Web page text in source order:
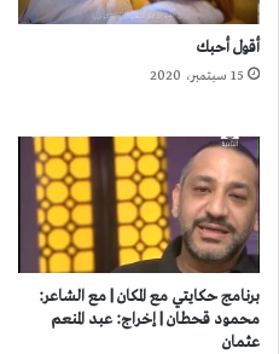
أقول أحبك
15 سبتمبر، 2020
برنامج حكايتي مع المكان | مع الشاعر:
محمود قحطان | إخراج: عبد المنعم
عثمان